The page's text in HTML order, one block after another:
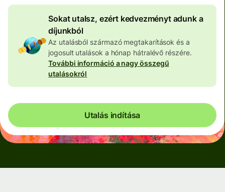
Sokat utalsz, ezért kedvezményt adunk a
díjunkból
Az utalásból származó megtakarítások és a
jogosult utalások a hónap hátralévő részére.
További információ a nagy összegű
utalásokról
Utalás indítása